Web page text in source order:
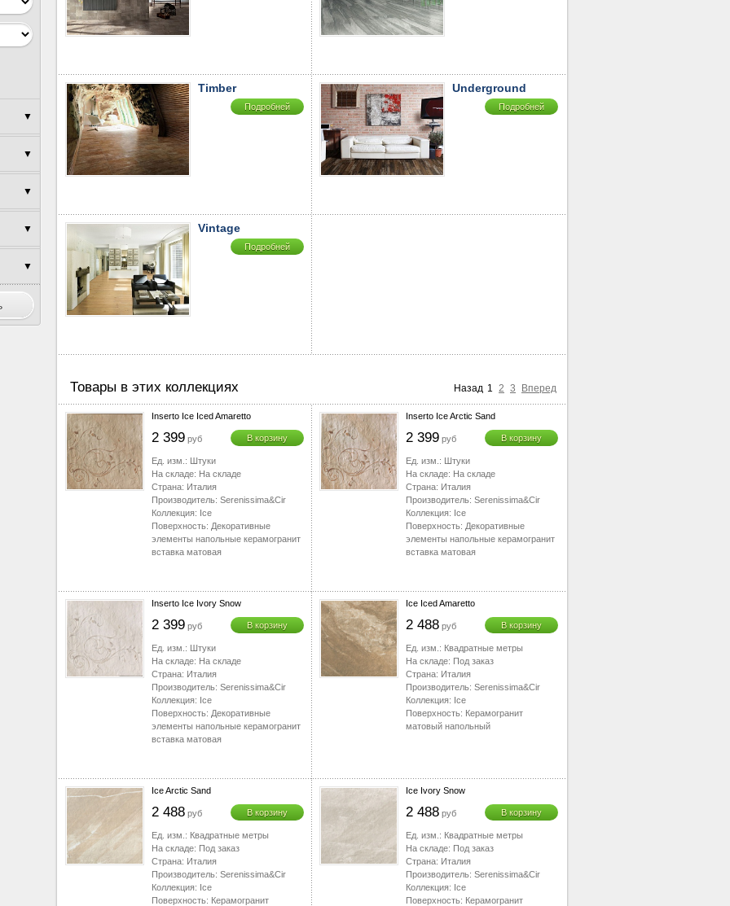
▼
▼
▼
▼
▼
▼
▼
▼
▼
▼
▼
▼
Timber
Подробней
Underground
Подробней
Vintage
Подробней
Товары в этих коллекциях Назад 1 2 3 Вперед
Inserto Ice Iced Amaretto
2 399 руб В корзину
Ед. изм.: Штуки
На складе: На складе
Страна: Италия
Производитель: Serenissima&Cir
Коллекция: Ice
Поверхность: Декоративные
элементы напольные керамогранит
вставка матовая
Inserto Ice Arctic Sand
2 399 руб В корзину
Ед. изм.: Штуки
На складе: На складе
Страна: Италия
Производитель: Serenissima&Cir
Коллекция: Ice
Поверхность: Декоративные
элементы напольные керамогранит
вставка матовая
Inserto Ice Ivory Snow
2 399 руб В корзину
Ед. изм.: Штуки
На складе: На складе
Страна: Италия
Производитель: Serenissima&Cir
Коллекция: Ice
Поверхность: Декоративные
элементы напольные керамогранит
вставка матовая
Ice Iced Amaretto
2 488 руб В корзину
Ед. изм.: Квадратные метры
На складе: Под заказ
Страна: Италия
Производитель: Serenissima&Cir
Коллекция: Ice
Поверхность: Керамогранит
матовый напольный
Ice Arctic Sand
2 488 руб В корзину
Ед. изм.: Квадратные метры
На складе: Под заказ
Страна: Италия
Производитель: Serenissima&Cir
Коллекция: Ice
Поверхность: Керамогранит
Ice Ivory Snow
2 488 руб В корзину
Ед. изм.: Квадратные метры
На складе: Под заказ
Страна: Италия
Производитель: Serenissima&Cir
Коллекция: Ice
Поверхность: Керамогранит